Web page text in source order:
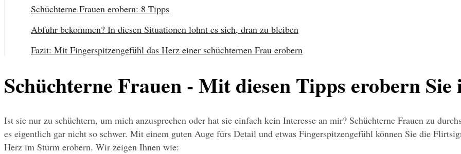
Schüchterne Frauen erobern: 8 Tipps
Abfuhr bekommen? In diesen Situationen lohnt es sich, dran zu bleiben
Fazit: Mit Fingerspitzengefühl das Herz einer schüchternen Frau erobern
Schüchterne Frauen - Mit diesen Tipps erobern
Ist sie nur zu schüchtern, um mich anzusprechen oder hat sie einfach kein Interesse an mir? Schüchterne Frauen zu
es eigentlich gar nicht so schwer. Mit einem guten Auge fürs Detail und etwas Fingerspitzengefühl können Sie die
Herz im Sturm erobern. Wir zeigen Ihnen wie: